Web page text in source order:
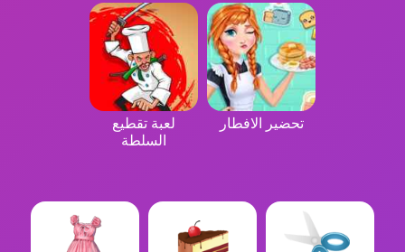
تحضير الافطار
لعبة تقطيع
السلطة